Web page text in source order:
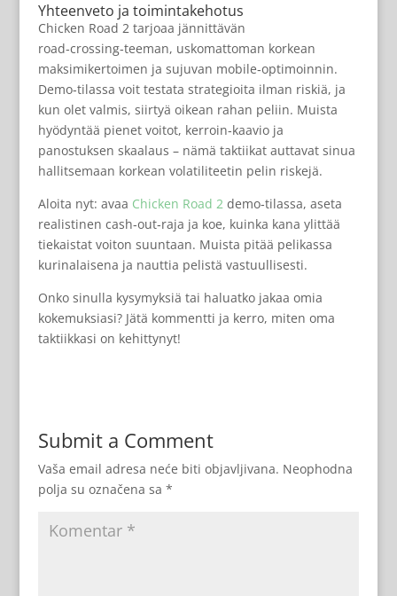
Yhteenveto ja toimintakehotus
Chicken Road 2 tarjoaa jännittävän
road‑crossing‑teeman, uskomattoman korkean
maksimikertoimen ja sujuvan mobile‑optimoinnin.
Demo‑tilassa voit testata strategioita ilman riskiä, ja
kun olet valmis, siirtyä oikean rahan peliin. Muista
hyödyntää pienet voitot, kerroin‑kaavio ja
panostuksen skaalaus – nämä taktiikat auttavat sinua
hallitsemaan korkean volatiliteetin pelin riskejä.
Aloita nyt: avaa Chicken Road 2demo‑tilassa, aseta
realistinen cash‑out‑raja ja koe, kuinka kana ylittää
tiekaistat voiton suuntaan. Muista pitää pelikassa
kurinalaisena ja nauttia pelistä vastuullisesti.
Onko sinulla kysymyksiä tai haluatko jakaa omia
kokemuksiasi? Jätä kommentti ja kerro, miten oma
taktiikkasi on kehittynyt!
Submit a Comment
Vaša email adresa neće biti objavljivana. Neophodna
polja su označena sa *